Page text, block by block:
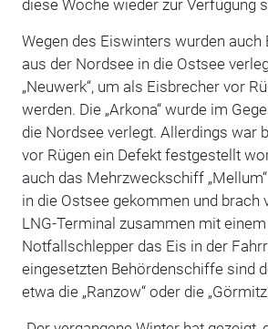
diese Woche wieder zur Verfügung
Wegen des Eiswinters wurden
aus der Nordsee in die Ostsee
„Neuwerk“, um als Eisbrecher vor
werden. Die „Arkona“ wurde im
die Nordsee verlegt. Allerdings war
vor Rügen ein Defekt festgestellt
auch das Mehrzweckschiff
in die Ostsee gekommen und brach
LNG-Terminal zusammen mit
Notfallschlepper das Eis in der
eingesetzten Behördenschiffe sind
etwa die „Ranzow“ oder die